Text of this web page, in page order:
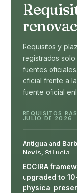
Requisitos y
registrados
fuentes
oficial frente a
fuente oficial
REQUISITOS
JULIO DE 2026
Antigua and
Nevis, St Lucia
ECCIRA
upgraded to
physical